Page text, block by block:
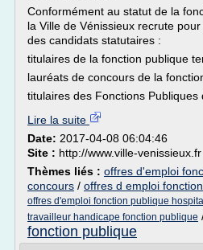
Conformément au statut de la
la Ville de Vénissieux recrute
des candidats statutaires :
titulaires de la fonction publique
lauréats de concours de la
titulaires des Fonctions Publiques
Lire la suite
Date: 2017-04-08 06:04:46
Site : http://www.ville-venissieux.fr
Thèmes liés : offres d'emploi
concours / offres d emploi
offres d'emploi fonction publique
travailleur handicape fonction publique
fonction publique